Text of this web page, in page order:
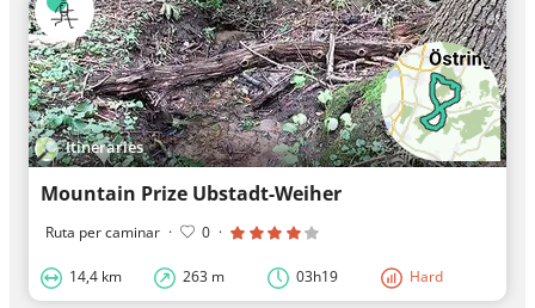
Itineraries
Mountain Prize Ubstadt-Weiher
Ruta per caminar · 0 ·
14,4 km 263 m 03h19 Hard